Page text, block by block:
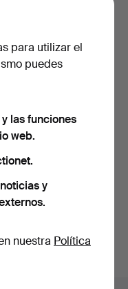
para utilizar el
puedes
las funciones
web.
y
nuestra Política